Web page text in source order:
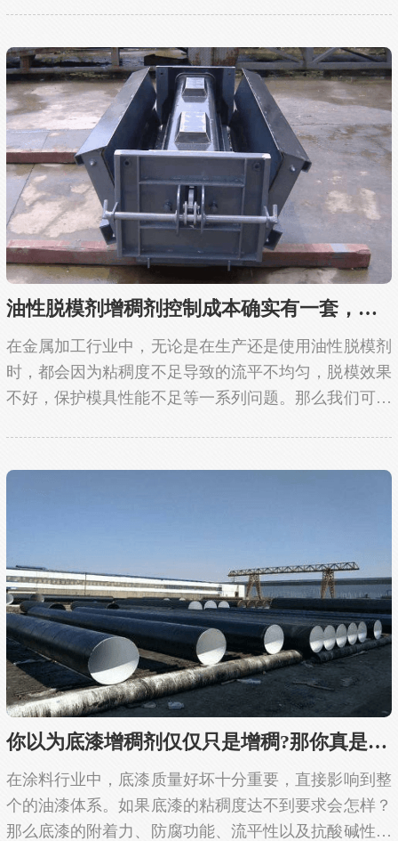
稠...
油性脱模剂增稠剂控制成本确实有一套，值得借...
在金属加工行业中，无论是在生产还是使用油性脱模剂
时，都会因为粘稠度不足导致的流平不均匀，脱模效果
不好，保护模具性能不足等一系列问题。那么我们可以
好，...
你以为底漆增稠剂仅仅只是增稠?那你真是大错...
在涂料行业中，底漆质量好坏十分重要，直接影响到整
个的油漆体系。如果底漆的粘稠度达不到要求会怎样？
那么底漆的附着力、防腐功能、流平性以及抗酸碱性等